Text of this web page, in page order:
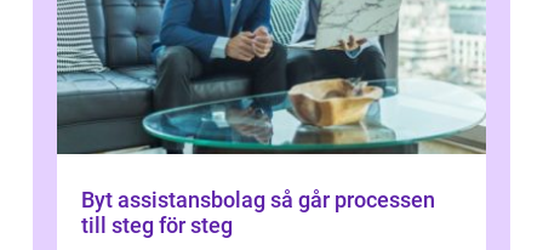
Byt assistansbolag så går processen
till steg för steg